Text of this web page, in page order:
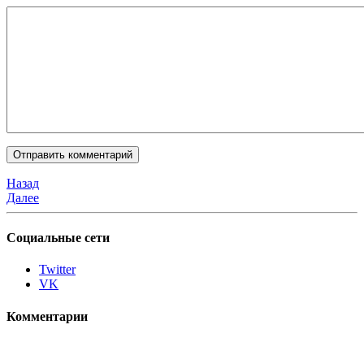
Назад
Далее
Социальные сети
Twitter
VK
Комментарии